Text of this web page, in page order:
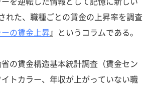
れた、職種ごとの賃金の上昇率を調査
の賃金上昇』というコラムである。
の賃金構造基本統計調査（賃金セン
トカラー、年収が上がっていない職